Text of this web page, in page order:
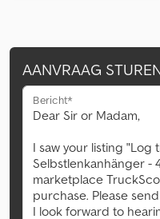
AANVRAAG
Bericht*